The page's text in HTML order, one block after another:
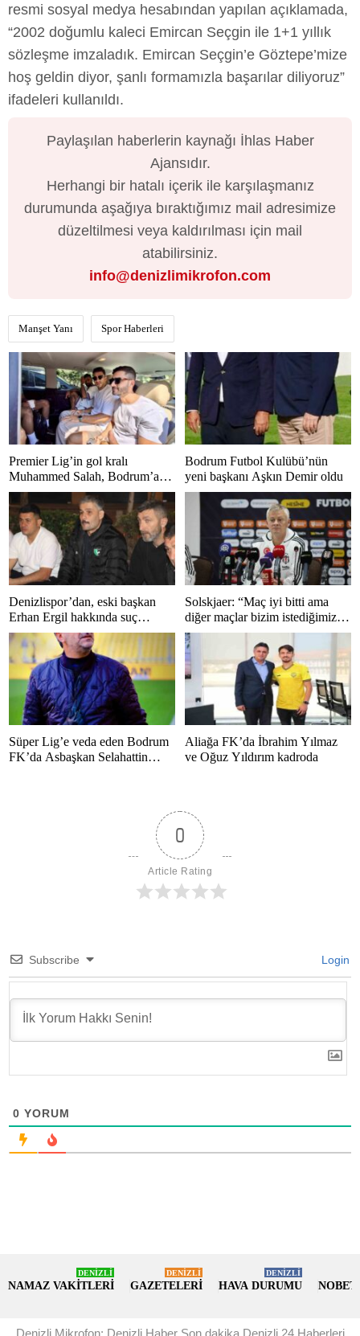
resmi sosyal medya hesabından yapılan açıklamada,
“2002 doğumlu kaleci Emircan Seçgin ile 1+1 yıllık
sözleşme imzaladık. Emircan Seçgin’e Göztepe’mize
hoş geldin diyor, şanlı formamızla başarılar diliyoruz”
ifadeleri kullanıldı.
Paylaşılan haberlerin kaynağı İhlas Haber
Ajansıdır.
Herhangi bir hatalı içerik ile karşılaşmanız
durumunda aşağıya bıraktığımız mail adresimize
düzeltilmesi veya kaldırılması için mail
atabilirsiniz.
info@denizlimikrofon.com
Manşet Yanı Spor Haberleri
Premier Lig’in gol kralı
Muhammed Salah, Bodrum’a
hayran kaldı
Bodrum Futbol Kulübü’nün
yeni başkanı Aşkın Demir oldu
Denizlispor’dan, eski başkan
Erhan Ergil hakkında suç
duyurusu
Solskjaer: “Maç iyi bitti ama
diğer maçlar bizim istediğimiz
gibi bitmedi”
Süper Lig’e veda eden Bodrum
FK’da Asbaşkan Selahattin
Aliağa FK’da İbrahim Yılmaz
ve Oğuz Yıldırım kadroda
0
Article Rating
Subscribe Login
0 YORUM
NAMAZ VAKİTLERİ
DENİZLİ
GAZETELERİ
DENİZLİ
HAVA DURUMU
DENİZLİ